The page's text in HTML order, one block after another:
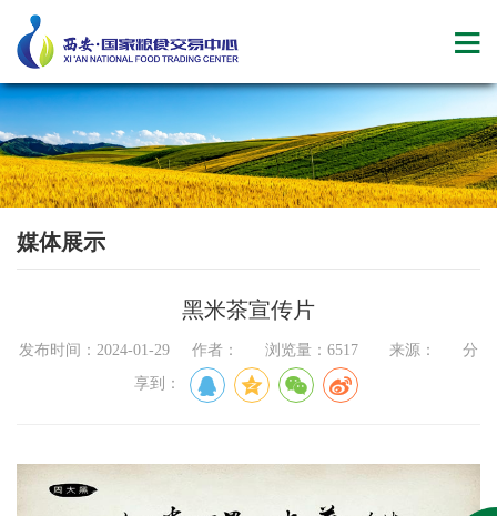
媒体展示
黑米茶宣传片
发布时间：2024-01-29 作者： 浏览量：6517 来源： 分
享到：